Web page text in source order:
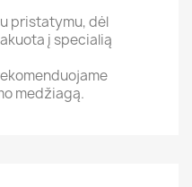
pristatymu, dėl
į specialią
medžiagą.